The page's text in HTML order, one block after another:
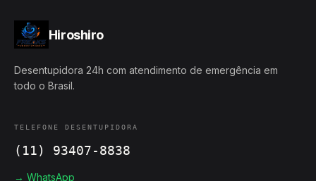
Hiroshiro
Desentupidora 24h com atendimento de emergência em
todo o Brasil.
TELEFONE DESENTUPIDORA
(11) 93407-8838
→ WhatsApp